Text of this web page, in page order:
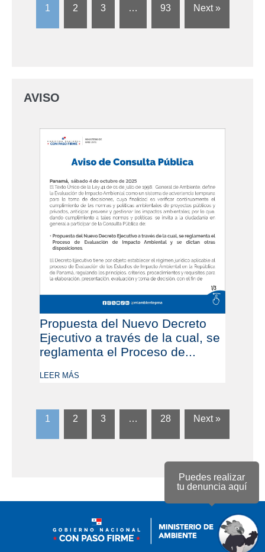
Puedes realizar
tu denuncia aquí
1 2 3 … 93 Next »
AVISO
Propuesta del Nuevo Decreto
Ejecutivo a través de la cual, se
reglamenta el Proceso de...
LEER MÁS
1 2 3 … 28 Next »